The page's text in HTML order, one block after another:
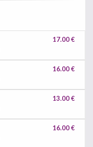
17.00 €
16.00 €
13.00 €
16.00 €